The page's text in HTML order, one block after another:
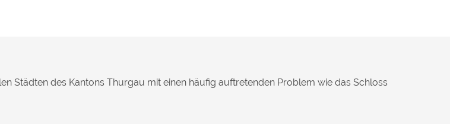
Städten des Kantons Thurgau mit einen häufig auftretenden Problem wie das Schloss